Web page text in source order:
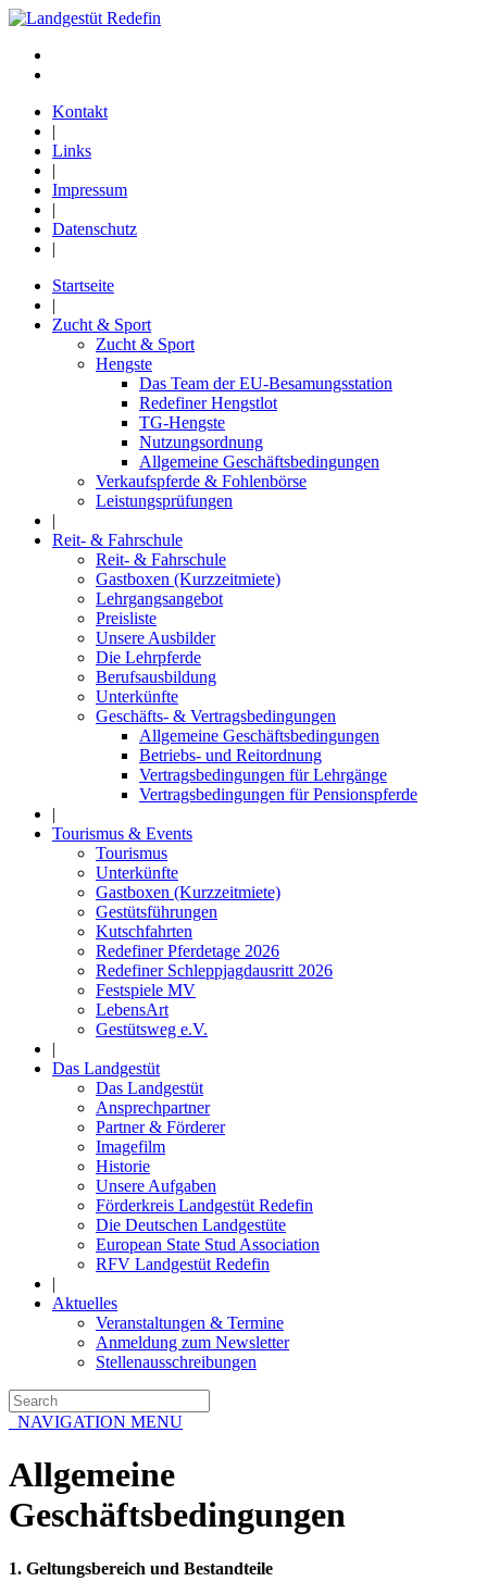
Kontakt
|
Links
|
Impressum
|
Datenschutz
|
Startseite
|
Zucht & Sport
Zucht & Sport
Hengste
Das Team der EU-Besamungsstation
Redefiner Hengstlot
TG-Hengste
Nutzungsordnung
Allgemeine Geschäftsbedingungen
Verkaufspferde & Fohlenbörse
Leistungsprüfungen
|
Reit- & Fahrschule
Reit- & Fahrschule
Gastboxen (Kurzzeitmiete)
Lehrgangsangebot
Preisliste
Unsere Ausbilder
Die Lehrpferde
Berufsausbildung
Unterkünfte
Geschäfts- & Vertragsbedingungen
Allgemeine Geschäftsbedingungen
Betriebs- und Reitordnung
Vertragsbedingungen für Lehrgänge
Vertragsbedingungen für Pensionspferde
|
Tourismus & Events
Tourismus
Unterkünfte
Gastboxen (Kurzzeitmiete)
Gestütsführungen
Kutschfahrten
Redefiner Pferdetage 2026
Redefiner Schleppjagdausritt 2026
Festspiele MV
LebensArt
Gestütsweg e.V.
|
Das Landgestüt
Das Landgestüt
Ansprechpartner
Partner & Förderer
Imagefilm
Historie
Unsere Aufgaben
Förderkreis Landgestüt Redefin
Die Deutschen Landgestüte
European State Stud Association
RFV Landgestüt Redefin
|
Aktuelles
Veranstaltungen & Termine
Anmeldung zum Newsletter
Stellenausschreibungen
NAVIGATION MENU
Allgemeine
Geschäftsbedingungen
1. Geltungsbereich und Bestandteile